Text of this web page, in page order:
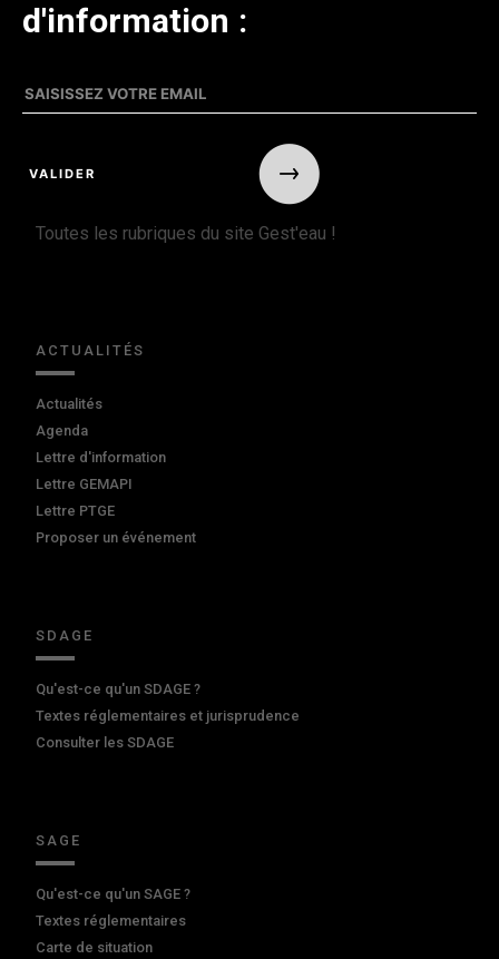
d'information :
Toutes les rubriques du site Gest'eau !
ACTUALITÉS
Actualités
Agenda
Lettre d'information
Lettre GEMAPI
Lettre PTGE
Proposer un événement
SDAGE
Qu'est-ce qu'un SDAGE ?
Textes réglementaires et jurisprudence
Consulter les SDAGE
SAGE
Qu'est-ce qu'un SAGE ?
Textes réglementaires
Carte de situation